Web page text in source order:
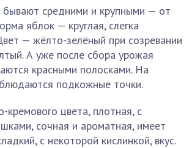
средними и крупными — от
яблок — круглая, слегка
— жёлто-зелёный при созревании
А уже после сбора урожая
красными полосками. На
подкожные точки.
цвета, плотная, с
сочная и ароматная, имеет
с некоторой кислинкой, вкус.